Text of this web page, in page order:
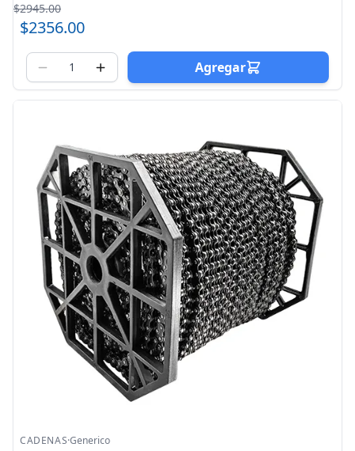
$2945.00
$2356.00
Agregar
CADENAS·Generico